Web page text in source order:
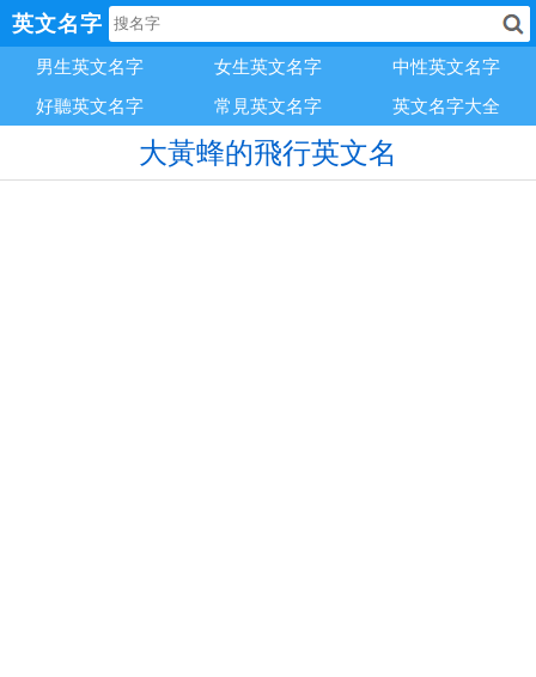
英文名字
男生英文名字 女生英文名字
中性英文名字
好聽英文名字
常見英文名字 英文名字大全
大黃蜂的飛行英文名